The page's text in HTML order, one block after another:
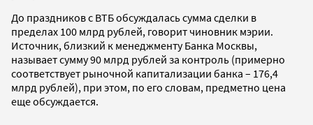
До праздников с ВТБ обсуждалась сумма сделки в
пределах 100 млрд рублей, говорит чиновник мэрии.
Источник, близкий к менеджменту Банка Москвы,
называет сумму 90 млрд рублей за контроль (примерно
соответствует рыночной капитализации банка – 176,4
млрд рублей), при этом, по его словам, предметно цена
еще обсуждается.